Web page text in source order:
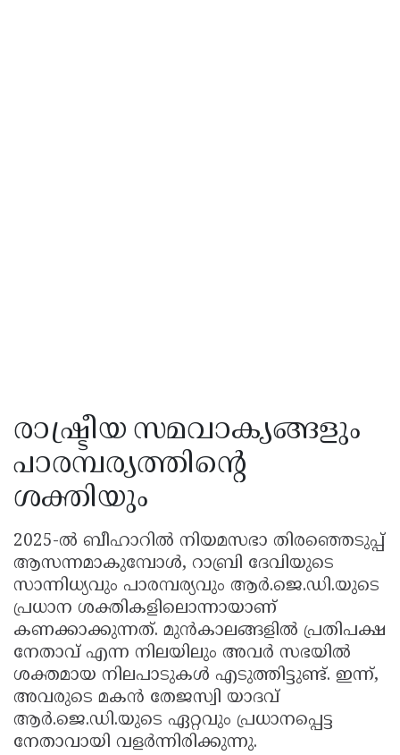
രാഷ്ട്രീയ സമവാക്യങ്ങളും
പാരമ്പര്യത്തിന്റെ
ശക്തിയും
2025-ൽ ബീഹാറിൽ നിയമസഭാ തിരഞ്ഞെടുപ്പ്
ആസന്നമാകുമ്പോൾ, റാബ്രി ദേവിയുടെ
സാന്നിധ്യവും പാരമ്പര്യവും ആർ.ജെ.ഡി.യുടെ
പ്രധാന ശക്തികളിലൊന്നായാണ്
കണക്കാക്കുന്നത്. മുൻകാലങ്ങളിൽ പ്രതിപക്ഷ
നേതാവ് എന്ന നിലയിലും അവർ സഭയിൽ
ശക്തമായ നിലപാടുകൾ എടുത്തിട്ടുണ്ട്. ഇന്ന്,
അവരുടെ മകൻ തേജസ്വി യാദവ്
ആർ.ജെ.ഡി.യുടെ ഏറ്റവും പ്രധാനപ്പെട്ട
നേതാവായി വളർന്നിരിക്കുന്നു.